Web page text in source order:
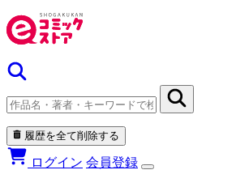
履歴を全て削除する
ログイン 会員登録